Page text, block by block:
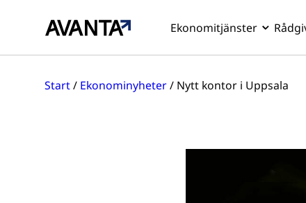
Ekonomitjänster
Start/ Ekonominyheter/ Nytt kontor i Uppsala